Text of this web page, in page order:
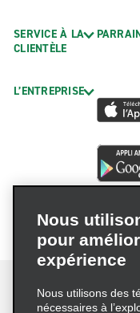
SERVICE À LA
CLIENTÈLE
L’ENTREPRISE
Nous
pour
expérience
Nous utilisons des
nécessaires à